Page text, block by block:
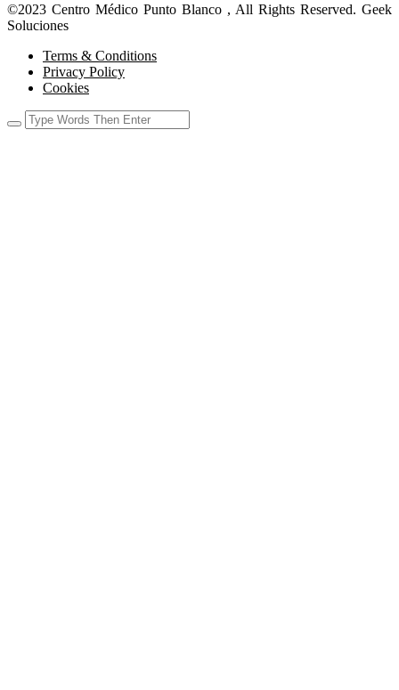
©2023 Centro Médico Punto Blanco , All Rights Reserved. Geek
Soluciones
Terms & Conditions
Privacy Policy
Cookies